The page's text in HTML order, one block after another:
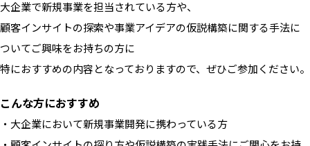
大企業で新規事業を担当されている方や、
顧客インサイトの探索や事業アイデアの仮説構築に関する手法に
ついてご興味をお持ちの方に
特におすすめの内容となっておりますので、ぜひご参加ください。
こんな方におすすめ
・大企業において新規事業開発に携わっている方